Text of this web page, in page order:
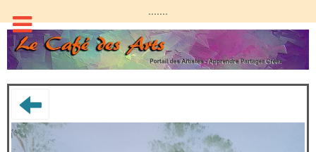
.......